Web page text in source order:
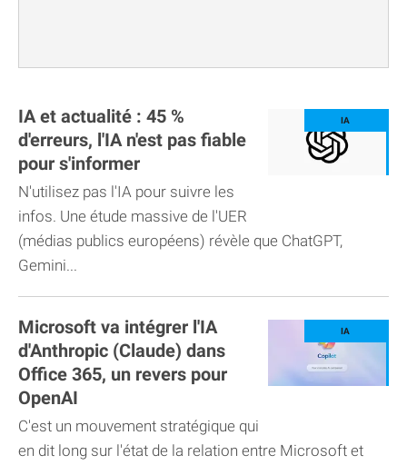
IA et actualité : 45 %
d'erreurs, l'IA n'est pas fiable
pour s'informer
N'utilisez pas l'IA pour suivre les
infos. Une étude massive de l'UER
(médias publics européens) révèle que ChatGPT,
Gemini...
Microsoft va intégrer l'IA
d'Anthropic (Claude) dans
Office 365, un revers pour
OpenAI
C'est un mouvement stratégique qui
en dit long sur l'état de la relation entre Microsoft et